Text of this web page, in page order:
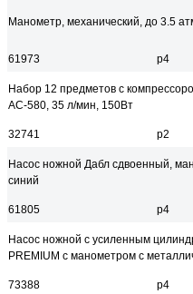
Манометр, механический, до 3.5
61973 р4
Набор 12 предметов с
АС-580, 35 л/мин, 150Вт
32741 р2
Насос ножной Дабл сдвоенный,
синий
61805 р4
Насос ножной с усиленным
PREMIUM с манометром с
73388 р4